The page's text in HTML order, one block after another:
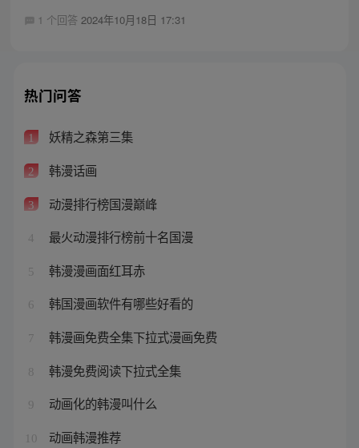
1 个回答 2024年10月18日 17:31
热门问答
1 妖精之森第三集
2 韩漫话画
3 动漫排行榜国漫巅峰
4 最火动漫排行榜前十名国漫
5 韩漫漫画面红耳赤
6 韩国漫画软件有哪些好看的
7 韩漫画免费全集下拉式漫画免费
8 韩漫免费阅读下拉式全集
9 动画化的韩漫叫什么
10 动画韩漫推荐